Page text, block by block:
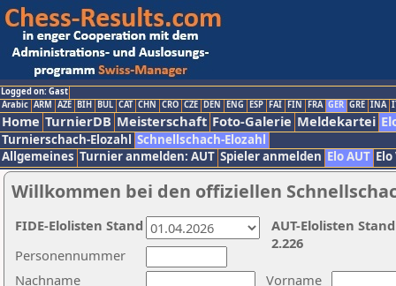
Logged on: Gast
Arabic ARM AZE BIH BUL CAT CHN CRO CZE DEN ENG ESP FAI FIN FRA GER GRE INA
Home TurnierDB Meisterschaft Foto-Galerie Meldekartei
Turnierschach-Elozahl Schnellschach-Elozahl
Allgemeines Turnier anmelden: AUT Spieler anmelden Elo AUT
Willkommen bei den offiziellen
Nachname
Vorname
Personennummer
AUT-Elolisten
2.226
FIDE-Elolisten Stand